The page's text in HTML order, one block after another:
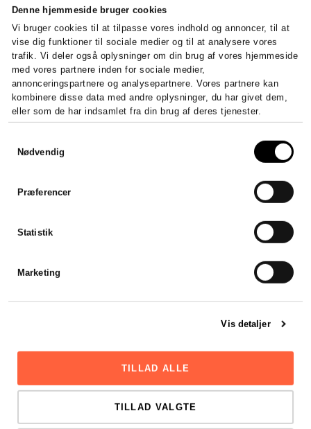
Denne hjemmeside bruger cookies
Vi bruger cookies til at tilpasse vores indhold og annoncer, til at
vise dig funktioner til sociale medier og til at analysere vores
trafik. Vi deler også oplysninger om din brug af vores hjemmeside
med vores partnere inden for sociale medier,
annonceringspartnere og analysepartnere. Vores partnere kan
kombinere disse data med andre oplysninger, du har givet dem,
eller som de har indsamlet fra din brug af deres tjenester.
Nødvendig
Præferencer
Statistik
Marketing
Vis detaljer
TILLAD ALLE
TILLAD VALGTE